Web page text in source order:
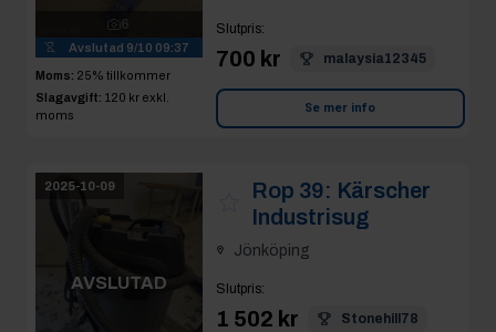
6
Avslutad 9/10 09:37
Moms: 25% tillkommer
Slagavgift: 120 kr exkl.
moms
Slutpris:
700 kr malaysia12345
Se mer info
2025-10-09
AVSLUTAD
Rop 39: Kärscher
Industrisug
Jönköping
Slutpris:
1 502 kr Stonehill78